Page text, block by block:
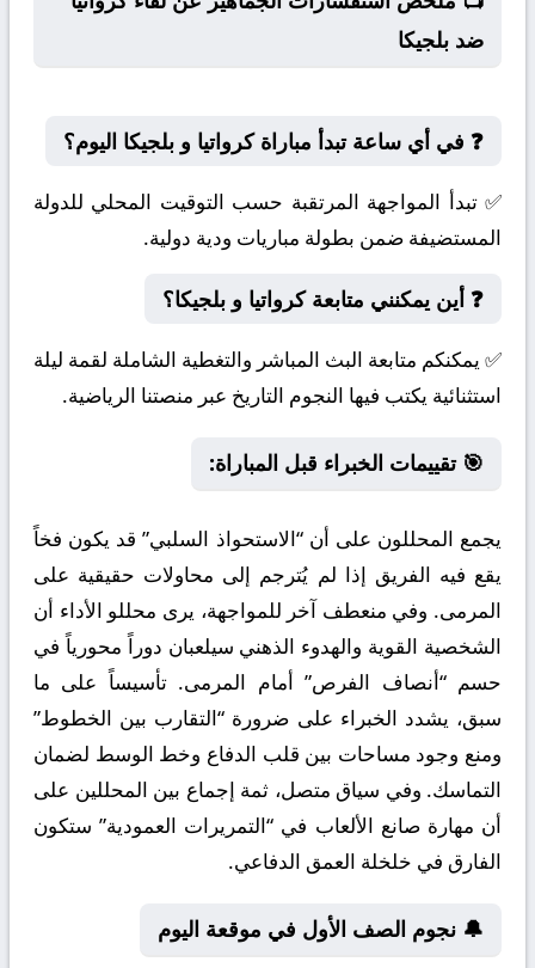
ضد بلجيكا
❓ في أي ساعة تبدأ مباراة كرواتيا و بلجيكا اليوم؟
✅ تبدأ المواجهة المرتقبة حسب التوقيت المحلي للدولة
المستضيفة ضمن بطولة مباريات ودية دولية.
❓ أين يمكنني متابعة كرواتيا و بلجيكا؟
✅ يمكنكم متابعة البث المباشر والتغطية الشاملة لقمة ليلة
استثنائية يكتب فيها النجوم التاريخ عبر منصتنا الرياضية.
🎯 تقييمات الخبراء قبل المباراة:
يجمع المحللون على أن “الاستحواذ السلبي” قد يكون فخاً
يقع فيه الفريق إذا لم يُترجم إلى محاولات حقيقية على
المرمى. وفي منعطف آخر للمواجهة، يرى محللو الأداء أن
الشخصية القوية والهدوء الذهني سيلعبان دوراً محورياً في
حسم “أنصاف الفرص” أمام المرمى. تأسيساً على ما
سبق، يشدد الخبراء على ضرورة “التقارب بين الخطوط”
ومنع وجود مساحات بين قلب الدفاع وخط الوسط لضمان
التماسك. وفي سياق متصل، ثمة إجماع بين المحللين على
أن مهارة صانع الألعاب في “التمريرات العمودية” ستكون
الفارق في خلخلة العمق الدفاعي.
🔔 نجوم الصف الأول في موقعة اليوم